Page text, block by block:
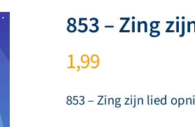
853 – Zing
1,99
853 – Zing zijn lied